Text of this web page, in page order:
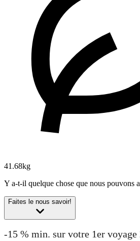
41.68kg
Y a-t-il quelque chose que nous pouvons
Faites le nous savoir!
-15 % min. sur votre 1er voyage